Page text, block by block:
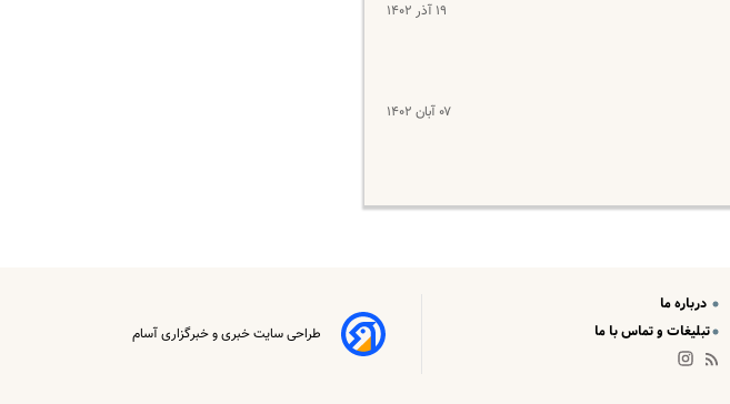
۱۹ آذر ۱۴۰۲
۰۷ آبان ۱۴۰۲
درباره ما
تبلیغات و تماس با ما
طراحی سایت خبری و خبرگزاری آسام